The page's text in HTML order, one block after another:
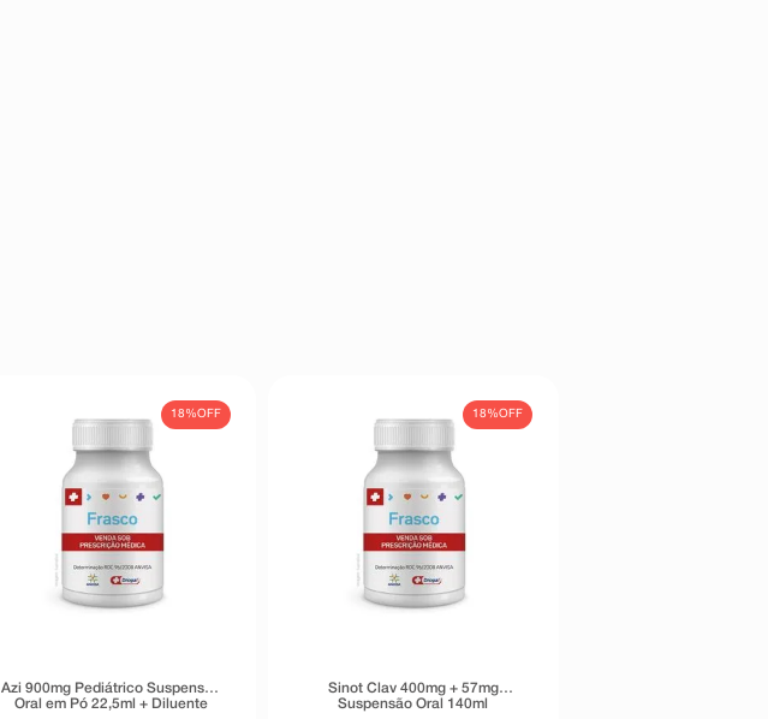
18%OFF
Azi 900mg Pediátrico Suspensão
Oral em Pó 22,5ml + Diluente
18%OFF
Sinot Clav 400mg + 57mg
Suspensão Oral 140ml